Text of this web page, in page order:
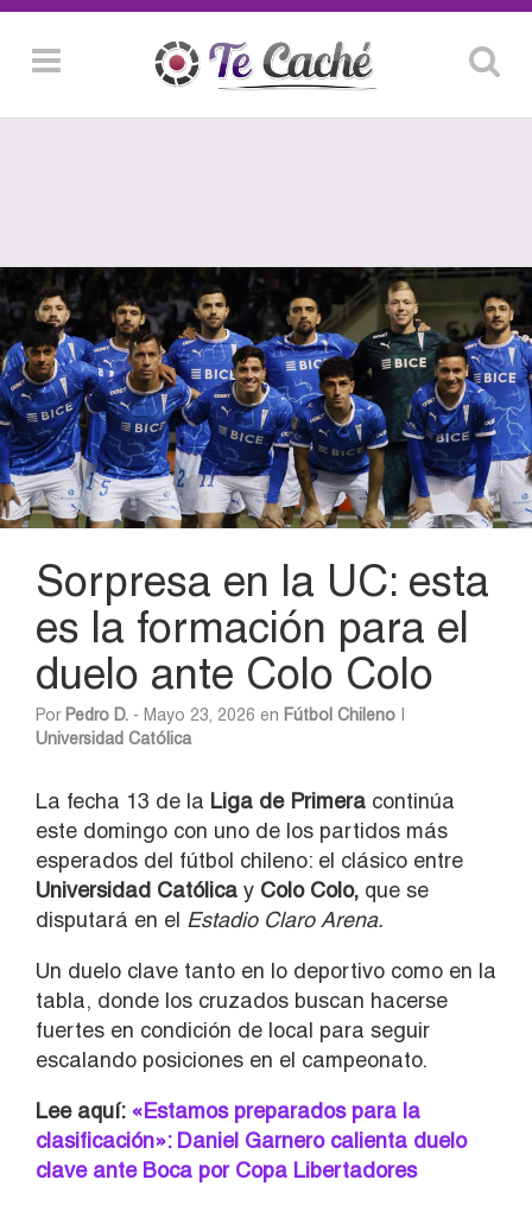
Sorpresa en la UC: esta
es la formación para el
duelo ante Colo Colo
Por Pedro D. - Mayo 23, 2026 en Fútbol Chileno
Universidad Católica
La fecha 13 de la Liga de Primera continúa
este domingo con uno de los partidos más
esperados del fútbol chileno: el clásico entre
Universidad Católica y Colo Colo, que se
disputará en el Estadio Claro Arena.
Un duelo clave tanto en lo deportivo como en la
tabla, donde los cruzados buscan hacerse
fuertes en condición de local para seguir
escalando posiciones en el campeonato.
Lee aquí: «Estamos preparados para la
clasificación»: Daniel Garnero calienta duelo
clave ante Boca por Copa Libertadores